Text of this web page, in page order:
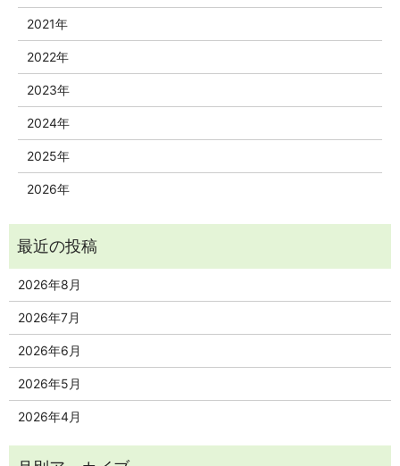
2021年
2022年
2023年
2024年
2025年
2026年
2026年8月
2026年7月
2026年6月
2026年5月
2026年4月